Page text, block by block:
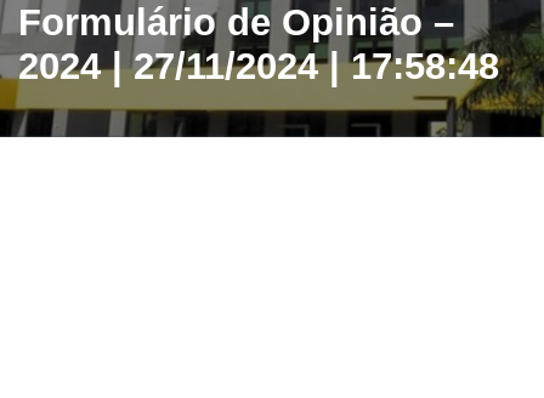
Formulário de Opinião –
2024 | 27/11/2024 | 17:58:48